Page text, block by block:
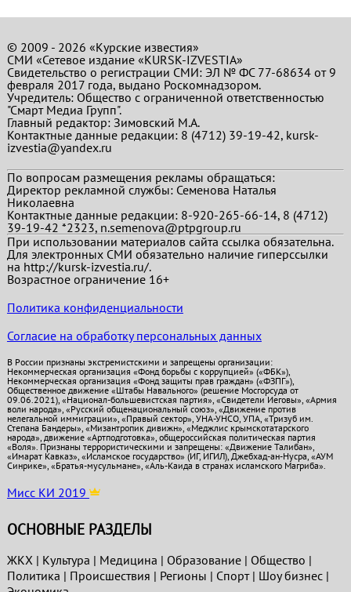
© 2009 - 2026 «Курские известия»
СМИ «Сетевое издание «KURSK-IZVESTIA»
Свидетельство о регистрации СМИ: ЭЛ № ФС 77-68634 от 9
февраля 2017 года, выдано Роскомнадзором.
Учредитель: Общество с ограниченной ответственностью
"Смарт Медиа Групп".
Главный редактор:Зимовский М.А.
Контактные данные редакции: 8 (4712) 39-19-42, kursk-
izvestia@yandex.ru
По вопросам размещения рекламы обращаться:
Директор рекламной службы: Семенова Наталья
Николаевна
Контактные данные редакции: 8-920-265-66-14, 8 (4712)
39-19-42 *2323, n.semenova@ptpgroup.ru
При использовании материалов сайта ссылка обязательна.
Для электронных СМИ обязательно наличие гиперссылки
на http://kursk-izvestia.ru/.
Возрастное ограничение 16+
Политика конфиденциальности
Согласие на обработку персональных данных
В России признаны экстремистскими и запрещены организации:
Некоммерческая организация «Фонд борьбы с коррупцией» («ФБК»),
Некоммерческая организация «Фонд защиты прав граждан» («ФЗПГ»),
Общественное движение «Штабы Навального» (решение Мосгорсуда от
09.06.2021), «Национал-большевистская партия», «Свидетели Иеговы», «Армия
воли народа», «Русский общенациональный союз», «Движение против
нелегальной иммиграции», «Правый сектор», УНА-УНСО, УПА, «Тризуб им.
Степана Бандеры», «Мизантропик дивижн», «Меджлис крымскотатарского
народа», движение «Артподготовка», общероссийская политическая партия
«Воля». Признаны террористическими и запрещены: «Движение Талибан»,
«Имарат Кавказ», «Исламское государство» (ИГ, ИГИЛ), Джебхад-ан-Нусра, «АУМ
Синрике», «Братья-мусульмане», «Аль-Каида в странах исламского Магриба».
Мисс КИ 2019
ОСНОВНЫЕ РАЗДЕЛЫ
ЖКХ| Культура | Медицина | Образование| Общество |
Политика | Проиcшествия | Регионы | Спорт| Шоу бизнес|